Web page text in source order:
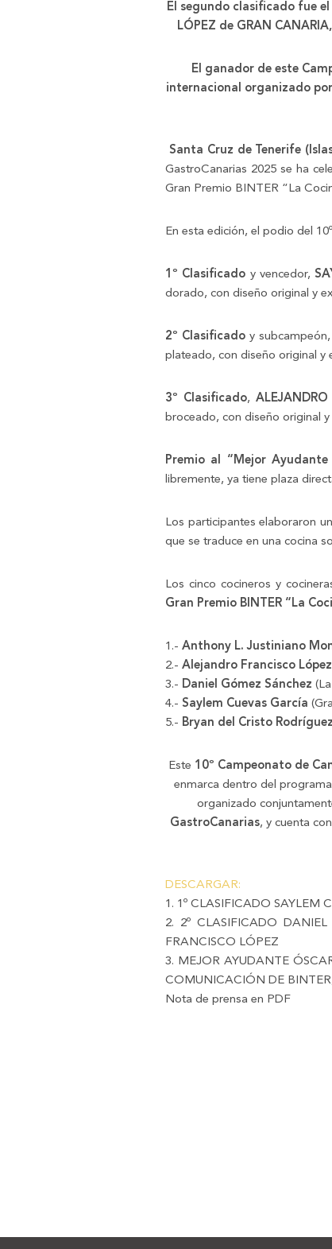
El segundo clasificado fue el
LÓPEZ de GRAN
El ganador de este
internacional organizado
Santa Cruz de Tenerife
GastroCanarias 2025 se ha
Gran Premio BINTER “La
En esta edición, el podio del
1º Clasificado y vencedor,
dorado, con diseño original y
2º Clasificadoy subcampeón,
plateado, con diseño original y
3º Clasificado, ALEJANDRO
broceado, con diseño original
Premio al “Mejor Ayudante
libremente, ya tiene plaza
Los participantes elaboraron
que se traduce en una cocina
Los cinco cocineros y
Gran Premio BINTER “La
1.- Anthony L. Justiniano
2.- Alejandro Francisco López
3.- Daniel Gómez Sánchez
4.- Saylem Cuevas García
5.- Bryan del Cristo
Este 10º Campeonato de
enmarca dentro del
organizado
GastroCanarias, y cuenta
DESCARGAR:
1. 1º CLASIFICADO SAYLEM
2. 2º CLASIFICADO
FRANCISCO LÓPEZ
3. MEJOR AYUDANTE
COMUNICACIÓN DE
Nota de prensa en PDF